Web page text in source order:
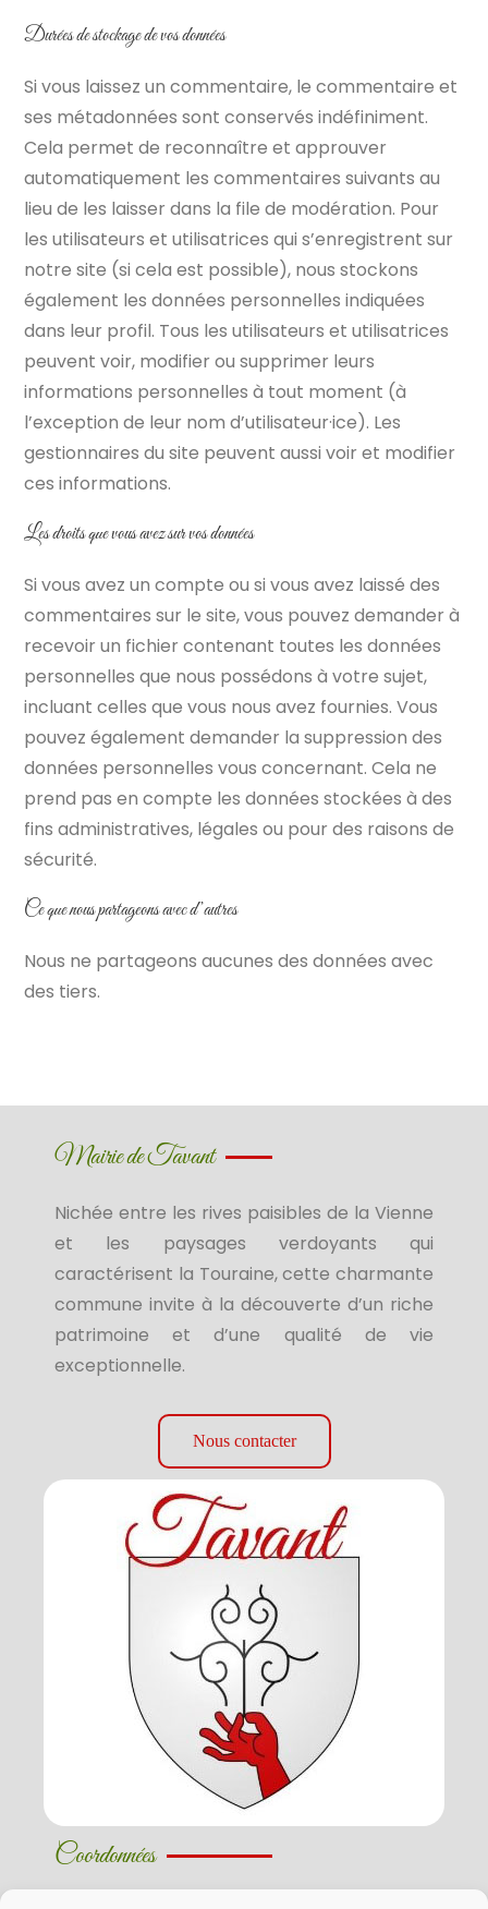
Durées de stockage de vos données
Si vous laissez un commentaire, le commentaire et
ses métadonnées sont conservés indéfiniment.
Cela permet de reconnaître et approuver
automatiquement les commentaires suivants au
lieu de les laisser dans la file de modération. Pour
les utilisateurs et utilisatrices qui s’enregistrent sur
notre site (si cela est possible), nous stockons
également les données personnelles indiquées
dans leur profil. Tous les utilisateurs et utilisatrices
peuvent voir, modifier ou supprimer leurs
informations personnelles à tout moment (à
l’exception de leur nom d’utilisateur·ice). Les
gestionnaires du site peuvent aussi voir et modifier
ces informations.
Les droits que vous avez sur vos données
Si vous avez un compte ou si vous avez laissé des
commentaires sur le site, vous pouvez demander à
recevoir un fichier contenant toutes les données
personnelles que nous possédons à votre sujet,
incluant celles que vous nous avez fournies. Vous
pouvez également demander la suppression des
données personnelles vous concernant. Cela ne
prend pas en compte les données stockées à des
fins administratives, légales ou pour des raisons de
sécurité.
Ce que nous partageons avec d’autres
Nous ne partageons aucunes des données avec
des tiers.
Mairie de Tavant
Nichée entre les rives paisibles de la Vienne
et les paysages verdoyants qui
caractérisent la Touraine, cette charmante
commune invite à la découverte d’un riche
patrimoine et d’une qualité de vie
exceptionnelle.
Nous contacter
Coordonnées